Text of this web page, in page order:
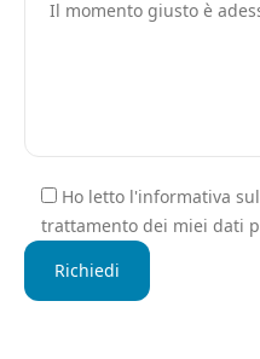
Ho letto l'informativa
trattamento dei miei dati